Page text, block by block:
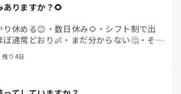
ありますか？🌻
り休める😊 ・ 数日休み🌻 ・ シフト制で出
ぼ通常どおり👶 ・ まだ分からない🤔・ その
残り4日